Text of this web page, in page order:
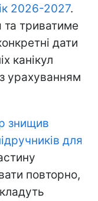
2026-2027.
та триватиме
дати
канікул
урахуванням
знищив
для
повторно,